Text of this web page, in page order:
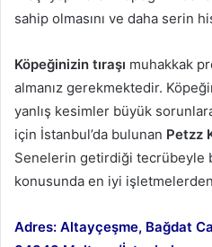
sahip olmasını ve daha serin
Köpeğinizin tıraşı muhakkak
almanız gerekmektedir.
yanlış kesimler büyük
için İstanbul’da bulunan Petzz
Senelerin getirdiği tecrübeyle
konusunda en iyi
Adres: Altayçeşme, Bağdat